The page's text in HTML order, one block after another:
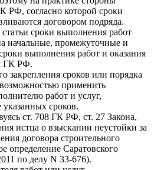
РФ, согласно которой сроки
договором подряда.
сроки выполнения работ
начальные, промежуточные и
выполнения работ и оказания
ГК РФ.
закрепления сроков или порядка
применить
работ и услуг,
сроков.
ст. 708 ГК РФ, ст. 27 Закона,
истца о взыскании неустойки за
договора строительного
определение Саратовского
по делу N 33-676).